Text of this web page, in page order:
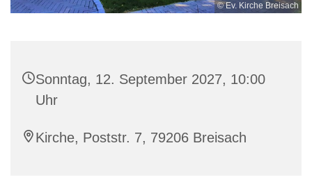
© Ev. Kirche Breisach
Sonntag, 12. September 2027, 10:00
Uhr
Kirche, Poststr. 7, 79206 Breisach